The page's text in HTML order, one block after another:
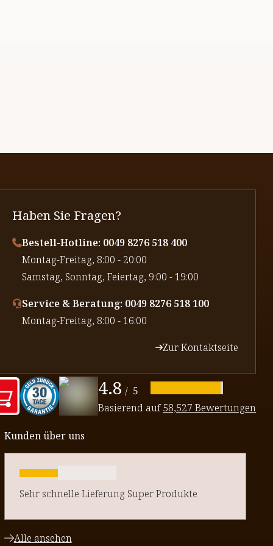
Haben Sie Fragen?
Bestell-Hotline: 0049 8276 518 400
⁠Montag-Freitag, 8:00 - 20:00
⁠Samstag, Sonntag, Feiertag, 9:00 - 19:00
Service & Beratung: 0049 8276 518 100
⁠Montag-Freitag, 8:00 - 16:00
Zur Kontaktseite
4.8 / 5
Basierend auf58,527 Bewertungen
Kunden über uns
Sehr schnelle Lieferung Super Produkte
Alle ansehen